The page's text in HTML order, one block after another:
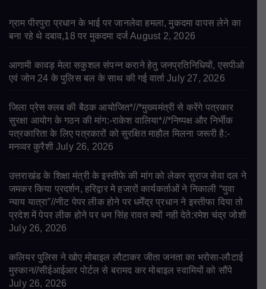
ग्राम पीरपुरा प्रधान के भाई पर जानलेवा हमला, मुकदमा वापस लेने का
बना रहे थे दबाव,18 पर मुकदमा दर्ज August 2, 2026
आगामी कावड़ मेला सकुशल संपन्न कराने हेतु जनप्रतिनिधियों, एसपीओ
एवं जोन 24 के पुलिस बल के साथ की गई वार्ता July 27, 2026
जिला प्रेस क्लब की बैठक आयोजित*//*मुख्यमंत्री से करेंगे पत्रकार
सुरक्षा आयोग के गठन की मांग:-राकेश वालिया*//*निष्पक्ष और निर्भीक
पत्रकारिता के लिए पत्रकारों को सुरक्षित माहौल मिलना जरूरी है:-
मनव्वर कुरैशी July 26, 2026
उत्तराखंड के शिक्षा मंत्री के इस्तीफे की मांग को लेकर सुराज सेवा दल ने
जमकर किया प्रदर्शन, हरिद्वार मे हजारों कार्यकर्ताओं ने निकाली “युवा
न्याय यात्रा”//नीट पेपर लीक होने पर धर्मेंद्र प्रधान ने इस्तीफा दिया तो
प्रदेश में पेपर लीक होने पर धन सिंह रावत क्यों नही देते:रमेश चंद्र जोशी
July 26, 2026
कलियर पुलिस ने खोए मोबाइल लौटाकर जीता जनता का भरोसा-लौटाई
मुस्कान//सीईआईआर पोर्टल से बरामद कर मोबाइल स्वामियों को सौंपे
July 26, 2026